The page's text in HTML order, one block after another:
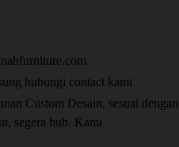
hubungi contact kami
Custom Desain, sesuai dengan
segera hub. Kami